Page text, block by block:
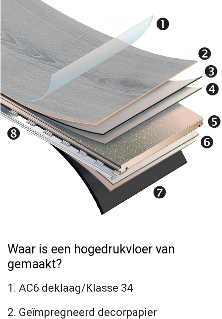
Waar is een hogedrukvloer van
gemaakt?
1. AC6 deklaag/Klasse 34
2. Geïmpregneerd decorpapier